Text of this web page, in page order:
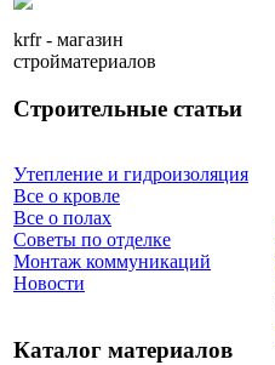
krfr - магазин
стройматериалов
Строительные статьи
Утепление и гидроизоляция
Все о кровле
Все о полах
Советы по отделке
Монтаж коммуникаций
Новости
Каталог материалов